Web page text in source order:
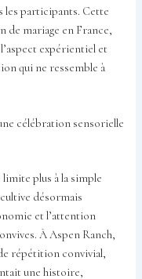
les participants. Cette
de mariage en France,
expérientiel et
qui ne ressemble à
célébration sensorielle
plus à la simple
désormais
et l’attention
À Aspen Ranch,
répétition convivial,
une histoire,